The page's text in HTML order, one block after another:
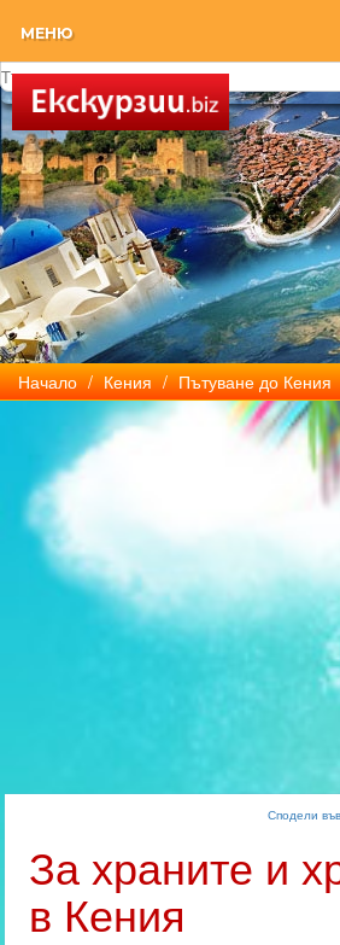
МЕНЮ
Начало / Кения / Пътуване до Кения
Сподели
За храните и
в Кения